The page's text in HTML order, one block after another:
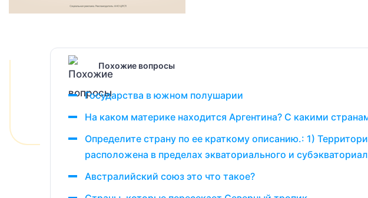
Похожие вопросы
Государства в южном полушарии
На каком материке находится Аргентина? С какими
Определите страну по ее краткому описанию.: 1)
расположена в пределах экваториального и
Австралийский союз это что такое?